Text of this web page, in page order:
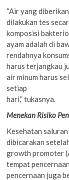
“Air yang
dilakukan tes
komposisi
ayam adalah di
rendahnya
harus terjangkau
air minum harus
setiap
hari,” tukasnya.
Menekan Risiko
Kesehatan
dibicarakan
growth promoter
tempat
pencernaan juga